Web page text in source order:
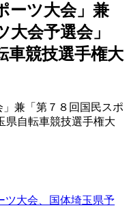
ーツ大会」兼
大会予選会」
車競技選手権大
ツ大会、国体埼玉県予